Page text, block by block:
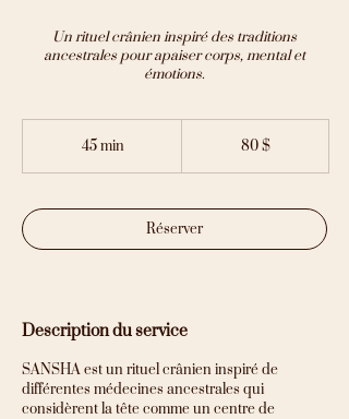
Un rituel crânien inspiré des traditions
ancestrales pour apaiser corps, mental et
émotions.
45 min4
80 $
Réserver
Description du service
SANSHA est un rituel crânien inspiré de
différentes médecines ancestrales qui
considèrent la tête comme un centre de